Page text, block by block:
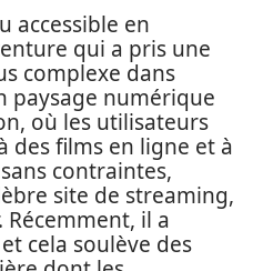
accessible en
qui a pris une
complexe dans
paysage numérique
où les utilisateurs
des films en ligne et à
contraintes,
site de streaming,
Récemment, il a
cela soulève des